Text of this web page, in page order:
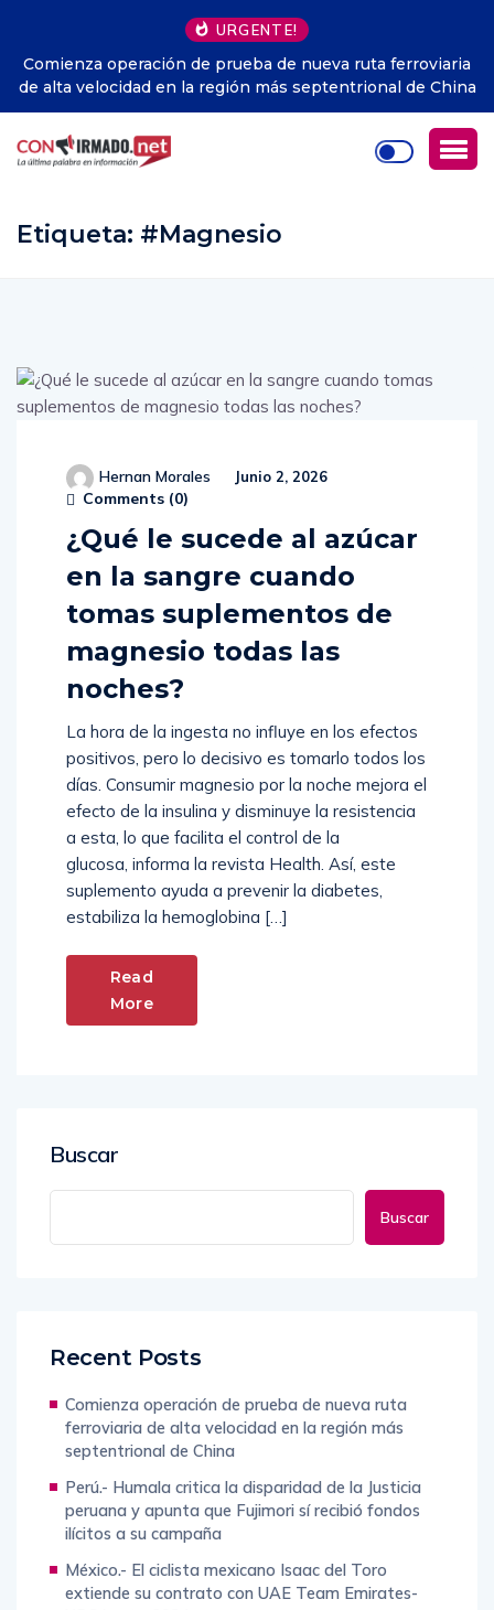
URGENTE!
ferroviaria
de China
Perú.- Humala critica la disparidad de la Justicia
apunta que Fujimori sí recibió fondos ilícitos
campaña
Etiqueta: #Magnesio
Hernan Morales Junio 2, 2026
Comments (0)
¿Qué le sucede al azúcar
en la sangre cuando
tomas suplementos de
magnesio todas las
noches?
La hora de la ingesta no influye en los efectos
positivos, pero lo decisivo es tomarlo todos los
días. Consumir magnesio por la noche mejora el
efecto de la insulina y disminuye la resistencia
a esta, lo que facilita el control de la
glucosa, informa la revista Health. Así, este
suplemento ayuda a prevenir la diabetes,
estabiliza la hemoglobina […]
Read
More
Buscar
Buscar
Recent Posts
Comienza operación de prueba de nueva ruta
ferroviaria de alta velocidad en la región más
septentrional de China
Perú.- Humala critica la disparidad de la Justicia
peruana y apunta que Fujimori sí recibió fondos
ilícitos a su campaña
México.- El ciclista mexicano Isaac del Toro
extiende su contrato con UAE Team Emirates-